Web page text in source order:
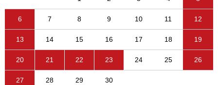
6 7 8 9 10 11 12
13 14 15 16 17 18 19
20 21 22 23 24 25 26
27 28 29 30